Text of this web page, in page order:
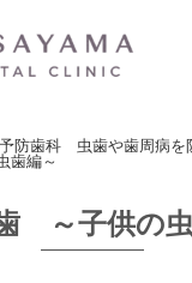
予防歯科 虫歯や歯周病を
歯編～
～子供の